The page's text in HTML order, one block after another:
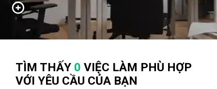
TÌM THẤY 0 VIỆC LÀM PHÙ HỢP
VỚI YÊU CẦU CỦA BẠN